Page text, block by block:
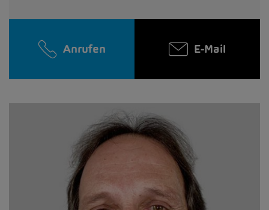
Anrufen E-Mail